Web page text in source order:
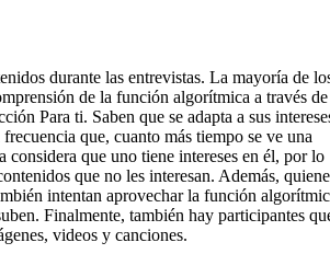
durante las entrevistas. La mayoría de
de la función algorítmica a través de
Para ti. Saben que se adapta a sus
que, cuanto más tiempo se ve una
considera que uno tiene intereses en él, por lo
que no les interesan. Además,
intentan aprovechar la función
Finalmente, también hay participantes
videos y canciones.